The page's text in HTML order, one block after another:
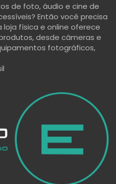
de foto, áudio e cine de
Então você precisa
loja física e online oferece
desde câmeras e
fotográficos,